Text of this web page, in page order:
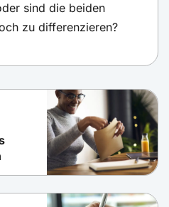
sind die beiden
zu differenzieren?